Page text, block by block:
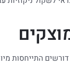
התייחסות